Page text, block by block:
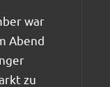
war
Abend
zu